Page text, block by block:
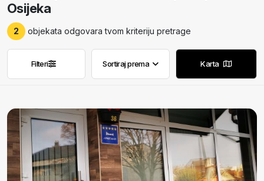
Osijeka
2 objekata odgovara tvom kriteriju pretrage
Ukloni filtere
Filteri Ukloni filtere
Sortiraj prema Karta